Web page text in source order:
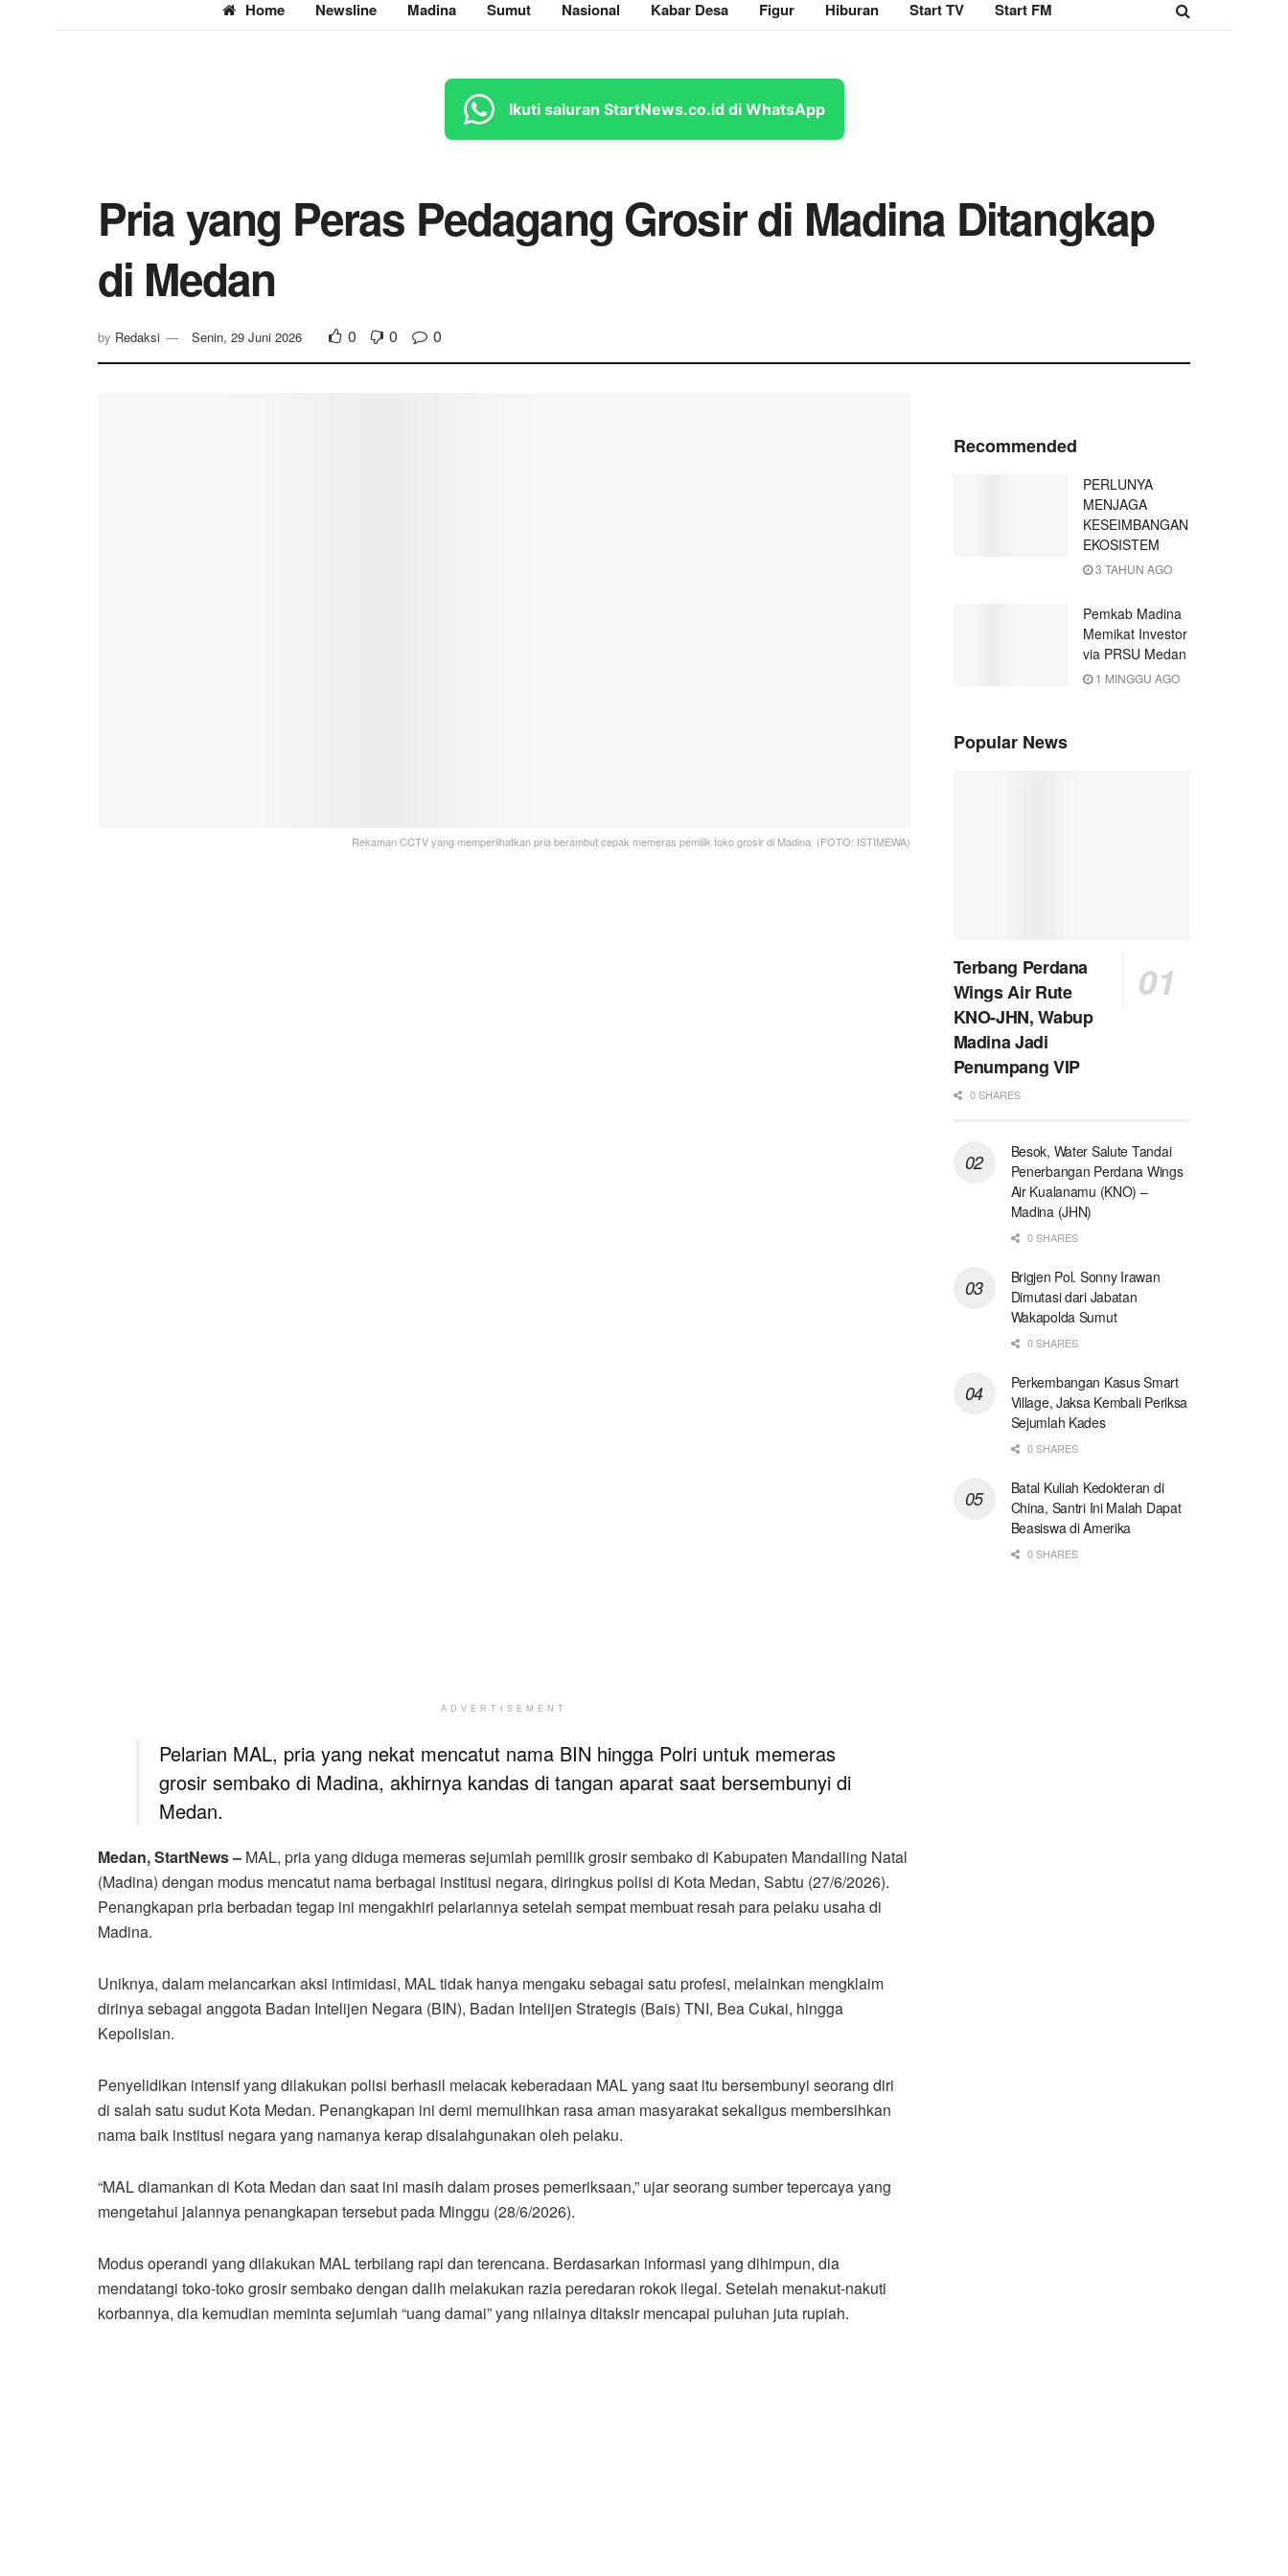
Home Newsline Madina Sumut Nasional Kabar Desa Figur Hiburan Start TV Start FM
Ikuti saluran StartNews.co.id di WhatsApp
Pria yang Peras Pedagang Grosir di Madina Ditangkap
di Medan
by Redaksi Senin, 29 Juni 2026 0 0 0
Rekaman CCTV yang memperlihatkan pria berambut cepak memeras pemilik toko grosir di Madina. (FOTO: ISTIMEWA)
ADVERTISEMENT
Pelarian MAL, pria yang nekat mencatut nama BIN hingga Polri untuk memeras
grosir sembako di Madina, akhirnya kandas di tangan aparat saat bersembunyi di
Medan.
Medan, StartNews – MAL, pria yang diduga memeras sejumlah pemilik grosir sembako di Kabupaten Mandailing Natal
(Madina) dengan modus mencatut nama berbagai institusi negara, diringkus polisi di Kota Medan, Sabtu (27/6/2026).
Penangkapan pria berbadan tegap ini mengakhiri pelariannya setelah sempat membuat resah para pelaku usaha di
Madina.
Uniknya, dalam melancarkan aksi intimidasi, MAL tidak hanya mengaku sebagai satu profesi, melainkan mengklaim
dirinya sebagai anggota Badan Intelijen Negara (BIN), Badan Intelijen Strategis (Bais) TNI, Bea Cukai, hingga
Kepolisian.
Penyelidikan intensif yang dilakukan polisi berhasil melacak keberadaan MAL yang saat itu bersembunyi seorang diri
di salah satu sudut Kota Medan. Penangkapan ini demi memulihkan rasa aman masyarakat sekaligus membersihkan
nama baik institusi negara yang namanya kerap disalahgunakan oleh pelaku.
“MAL diamankan di Kota Medan dan saat ini masih dalam proses pemeriksaan,” ujar seorang sumber tepercaya yang
mengetahui jalannya penangkapan tersebut pada Minggu (28/6/2026).
Modus operandi yang dilakukan MAL terbilang rapi dan terencana. Berdasarkan informasi yang dihimpun, dia
mendatangi toko-toko grosir sembako dengan dalih melakukan razia peredaran rokok ilegal. Setelah menakut-nakuti
korbannya, dia kemudian meminta sejumlah “uang damai” yang nilainya ditaksir mencapai puluhan juta rupiah.
Recommended
PERLUNYA
MENJAGA
KESEIMBANGAN
EKOSISTEM
3 TAHUN AGO
Pemkab Madina
Memikat Investor
via PRSU Medan
1 MINGGU AGO
Popular News
Terbang Perdana
Wings Air Rute
KNO-JHN, Wabup
Madina Jadi
Penumpang VIP
0 SHARES
Besok, Water Salute Tandai
Penerbangan Perdana Wings
Air Kualanamu (KNO) –
Madina (JHN)
0 SHARES
Brigjen Pol. Sonny Irawan
Dimutasi dari Jabatan
Wakapolda Sumut
0 SHARES
Perkembangan Kasus Smart
Village, Jaksa Kembali Periksa
Sejumlah Kades
0 SHARES
Batal Kuliah Kedokteran di
China, Santri Ini Malah Dapat
Beasiswa di Amerika
0 SHARES